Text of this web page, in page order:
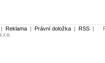
| Reklama | Právní doložka | RSS |